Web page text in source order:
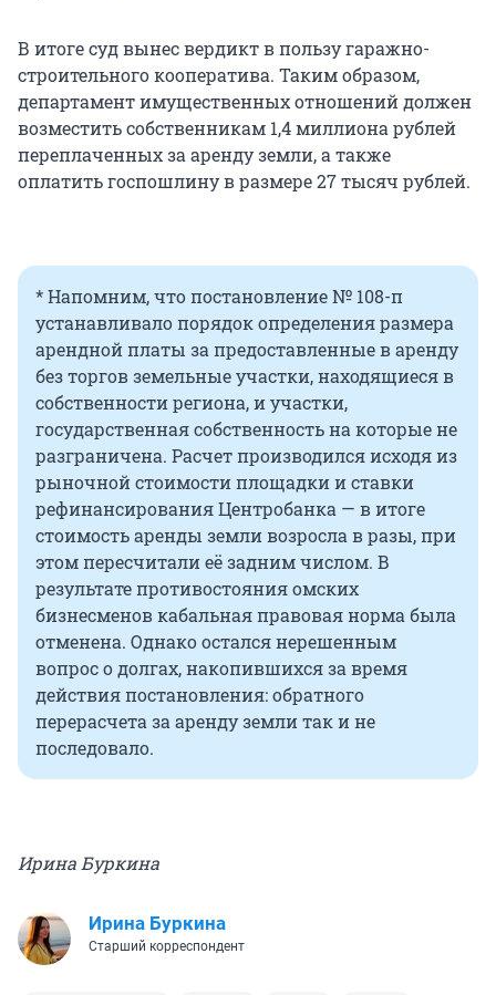
В итоге суд вынес вердикт в пользу гаражно-
строительного кооператива. Таким образом,
департамент имущественных отношений должен
возместить собственникам 1,4 миллиона рублей
переплаченных за аренду земли, а также
оплатить госпошлину в размере 27 тысяч рублей.
* Напомним, что постановление № 108-п
устанавливало порядок определения размера
арендной платы за предоставленные в аренду
без торгов земельные участки, находящиеся в
собственности региона, и участки,
государственная собственность на которые не
разграничена. Расчет производился исходя из
рыночной стоимости площадки и ставки
рефинансирования Центробанка — в итоге
стоимость аренды земли возросла в разы, при
этом пересчитали её задним числом. В
результате противостояния омских
бизнесменов кабальная правовая норма была
отменена. Однако остался нерешенным
вопрос о долгах, накопившихся за время
действия постановления: обратного
перерасчета за аренду земли так и не
последовало.
Ирина Буркина
Ирина Буркина
Старший корреспондент